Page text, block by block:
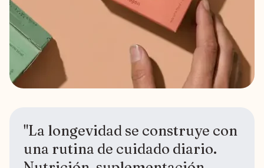
"La longevidad se construye con
una rutina de cuidado diario.